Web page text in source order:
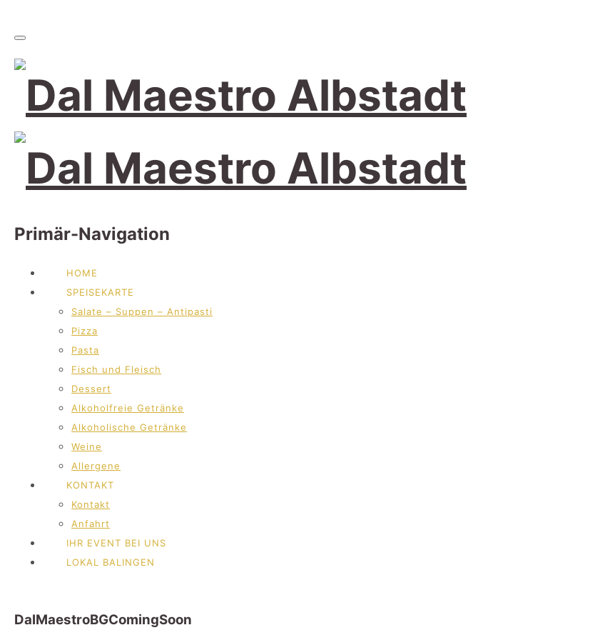
Primär-Navigation
HOME
SPEISEKARTE
Salate – Suppen – Antipasti
Pizza
Pasta
Fisch und Fleisch
Dessert
Alkoholfreie Getränke
Alkoholische Getränke
Weine
Allergene
KONTAKT
Kontakt
Anfahrt
IHR EVENT BEI UNS
LOKAL BALINGEN
DalMaestroBGComingSoon